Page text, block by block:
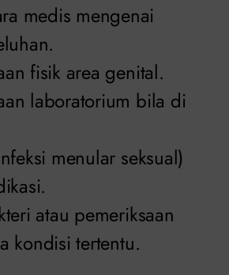
medis mengenai
fisik area genital.
laboratorium bila di
menular seksual)
atau pemeriksaan
kondisi tertentu.